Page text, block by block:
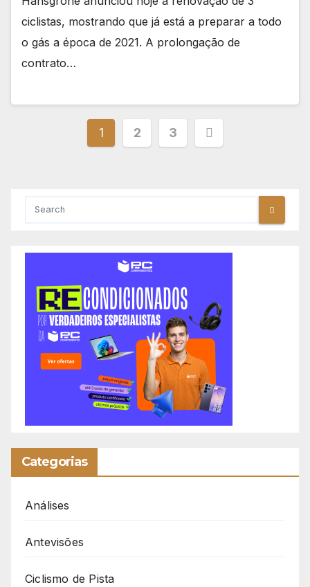
ciclistas, mostrando que já está a preparar a todo
o gás a época de 2021. A prolongação de
contrato…
Paginação
1 2 3
Categorias
Análises
Antevisões
Ciclismo de Pista